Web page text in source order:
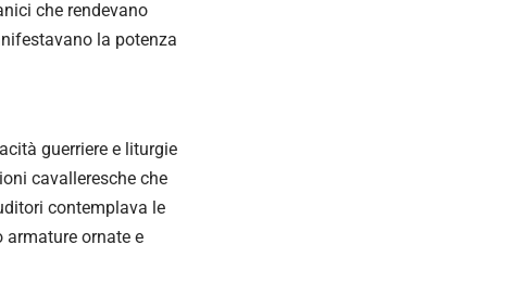
che rendevano
la potenza
guerriere e liturgie
cavalleresche che
contemplava le
ornate e